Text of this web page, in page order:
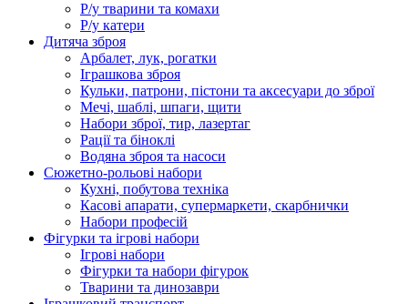
Р/у тварини та комахи
Р/у катери
Дитяча зброя
Арбалет, лук, рогатки
Іграшкова зброя
Кульки, патрони, пістони та аксесуари до зброї
Мечі, шаблі, шпаги, щити
Набори зброї, тир, лазертаг
Рації та біноклі
Водяна зброя та насоси
Сюжетно-рольові набори
Кухні, побутова техніка
Касові апарати, супермаркети, скарбнички
Набори професій
Фігурки та ігрові набори
Ігрові набори
Фігурки та набори фігурок
Тварини та динозаври